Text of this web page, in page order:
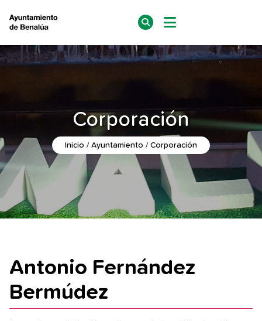
Corporación
Inicio Ayuntamiento Corporación
Antonio Fernández
Bermúdez